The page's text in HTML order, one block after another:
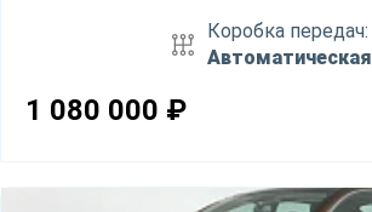
Коробка передач:
Автоматическая
1 080 000 ₽